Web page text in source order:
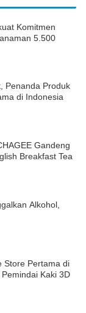
Komitmen
5.500
Penanda Produk
di Indonesia
Gandeng
Breakfast Tea
Alkohol,
Store Pertama di
Kaki 3D